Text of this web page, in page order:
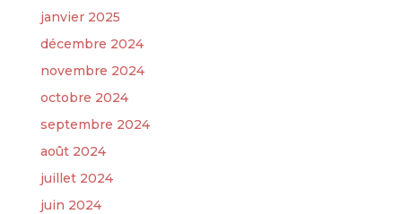
janvier 2025
décembre 2024
novembre 2024
octobre 2024
septembre 2024
août 2024
juillet 2024
juin 2024